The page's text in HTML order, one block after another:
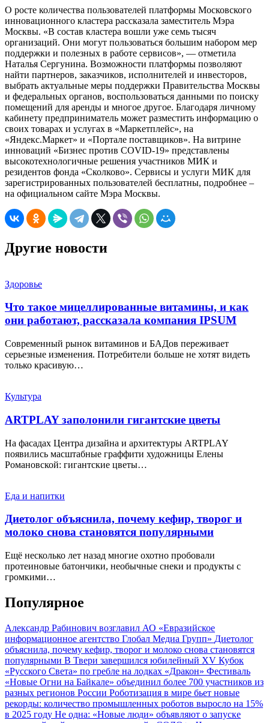
О росте количества пользователей платформы Московского
инновационного кластера рассказала заместитель Мэра
Москвы. «В состав кластера вошли уже семь тысяч
организаций. Они могут пользоваться большим набором мер
поддержки и полезных в работе сервисов», — отметила
Наталья Сергунина. Возможности платформы позволяют
найти партнеров, заказчиков, исполнителей и инвесторов,
выбрать актуальные меры поддержки Правительства Москвы
и федеральных органов, воспользоваться данными по поиску
помещений для аренды и многое другое. Благодаря личному
кабинету предприниматель может разместить информацию о
своих товарах и услугах в «Маркетплейс», на
«Яндекс.Маркет» и «Портале поставщиков». На витрине
инноваций «Бизнес против COVID-19» представлены
высокотехнологичные решения участников МИК и
резидентов фонда «Сколково». Сервисы и услуги МИК для
зарегистрированных пользователей бесплатны, подробнее –
на официальном сайте Мэра Москвы.
Другие новости
Здоровье
Что такое мицеллированные витамины, и как
они работают, рассказала компания IPSUM
Современный рынок витаминов и БАДов переживает
серьезные изменения. Потребители больше не хотят видеть
только красивую…
Культура
ARTPLAY заполонили гигантские цветы
На фасадах Центра дизайна и архитектуры ARTPLAY
появились масштабные граффити художницы Елены
Романовской: гигантские цветы…
Еда и напитки
Диетолог объяснила, почему кефир, творог и
молоко снова становятся популярными
Ещё несколько лет назад многие охотно пробовали
протеиновые батончики, необычные снеки и продукты с
громкими…
Популярное
Александр Рабинович возглавил АО «Евразийское
информационное агентство Глобал Медиа Групп» Диетолог
объяснила, почему кефир, творог и молоко снова становятся
популярными В Твери завершился юбилейный XV Кубок
«Русского Света» по гребле на лодках «Дракон» Фестиваль
«Новые Огни на Байкале» объединил более 700 участников из
разных регионов России Роботизация в мире бьет новые
рекорды: количество промышленных роботов выросло на 15%
в 2025 году Не одна: «Новые люди» объявляют о запуске